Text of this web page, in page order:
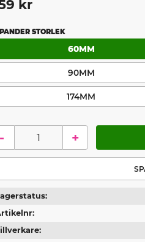
kr
STORLEK
60MM
90MM
174MM
+
-